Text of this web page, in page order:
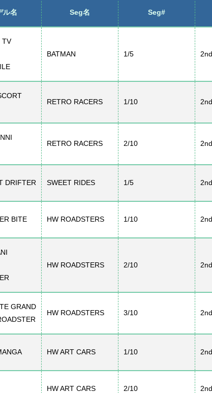
ル名 Seg名 Seg#
TV
BATMAN 1/5
RETRO RACERS 1/10
RETRO RACERS 2/10
DRIFTER SWEET RIDES 1/5
BITE HW ROADSTERS 1/10
HW ROADSTERS 2/10
GRAND
HW ROADSTERS 3/10
HW ART CARS 1/10
HW ART CARS 2/10